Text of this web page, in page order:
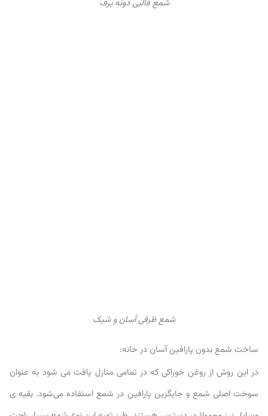
شمع قالبی دونه برف
شمع ظرفی آسان و شیک
ساخت شمع بدون پارافین آسان در خانه:
در این روش از روغن خوراکی که در تمامی منازل یافت می شود به عنوان
سوخت اصلی شمع و جایگزین پارافین در شمع استفاده می‌شود. بقیه ی